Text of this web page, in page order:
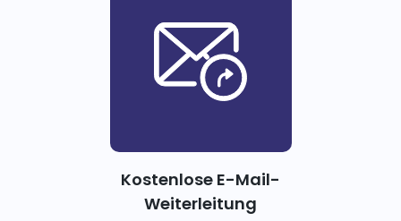
Kostenlose E-Mail-
Weiterleitung